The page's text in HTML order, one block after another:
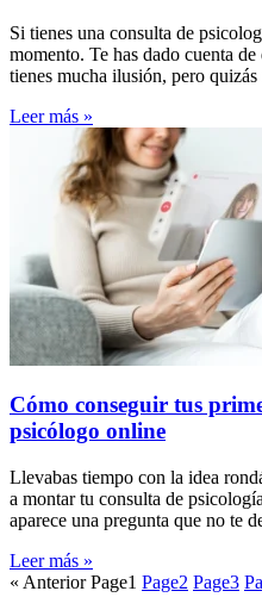
Si tienes una consulta de
momento. Te has dado cuenta
tienes mucha ilusión, pero
Leer más »
Cómo conseguir tus
psicólogo online
Llevabas tiempo con la idea
a montar tu consulta de
aparece una pregunta que no te
Leer más »
« Anterior Page1 Page2 Page3